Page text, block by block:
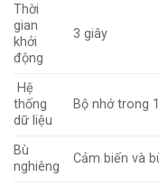
Thời
gian
khởi
động
3 giây
Hệ
thống
dữ liệu
Bộ nhớ trong
Bù
nghiêng
Cảm biến và